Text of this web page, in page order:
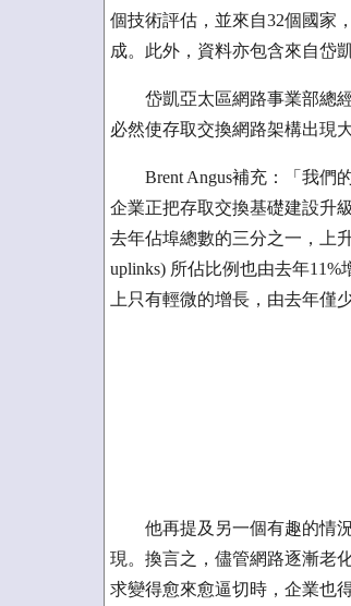
個技術評估，並來自32個國家
成。此外，資料亦包含來自岱
岱凱亞太區網路事業部總經
必然使存取交換網路架構出現
Brent Angus補充：「我們的
企業正把存取交換基礎建設升
去年佔埠總數的三分之一，上
uplinks) 所佔比例也由去年11%
上只有輕微的增長，由去年僅
他再提及另一個有趣的情況
現。換言之，儘管網路逐漸老
求變得愈來愈逼切時，企業也